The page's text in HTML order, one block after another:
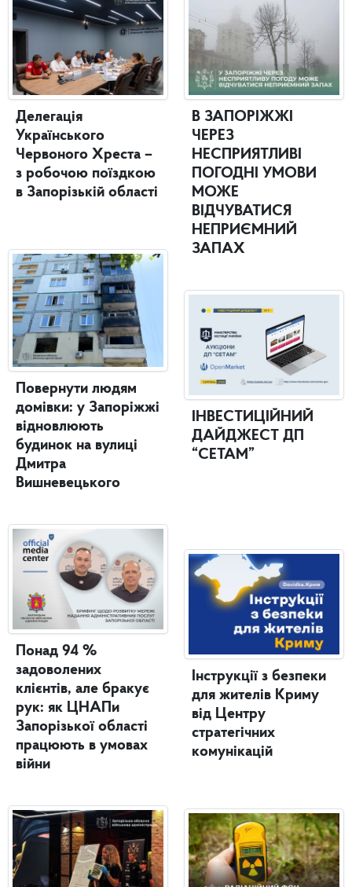
Делегація
Українського
Червоного Хреста –
з робочою поїздкою
в Запорізькій області
Повернути людям
домівки: у Запоріжжі
відновлюють
будинок на вулиці
Дмитра
Вишневецького
Понад 94 %
задоволених
клієнтів, але бракує
рук: як ЦНАПи
Запорізької області
працюють в умовах
війни
В ЗАПОРІЖЖІ
ЧЕРЕЗ
НЕСПРИЯТЛИВІ
ПОГОДНІ УМОВИ
МОЖЕ
ВІДЧУВАТИСЯ
НЕПРИЄМНИЙ
ЗАПАХ
ІНВЕСТИЦІЙНИЙ
ДАЙДЖЕСТ ДП
“СЕТАМ”
Інструкції з безпеки
для жителів Криму
від Центру
стратегічних
комунікацій